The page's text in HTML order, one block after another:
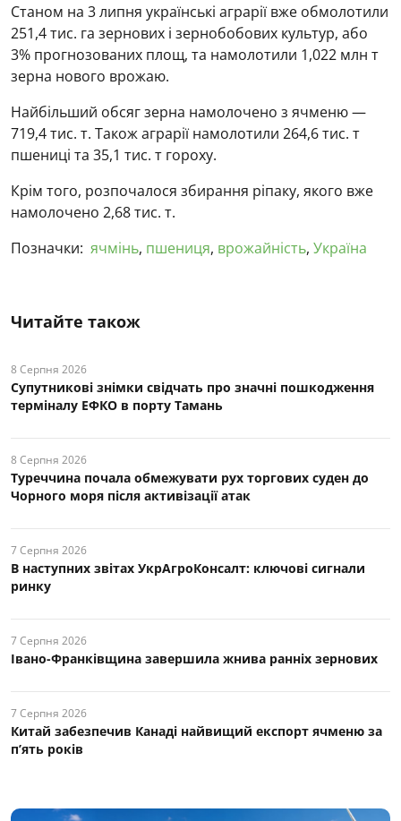
Станом на 3 липня українські аграрії вже обмолотили
251,4 тис. га зернових і зернобобових культур, або
3% прогнозованих площ, та намолотили 1,022 млн т
зерна нового врожаю.
Найбільший обсяг зерна намолочено з ячменю —
719,4 тис. т. Також аграрії намолотили 264,6 тис. т
пшениці та 35,1 тис. т гороху.
Крім того, розпочалося збирання ріпаку, якого вже
намолочено 2,68 тис. т.
Позначки: ячмінь, пшениця, врожайність, Україна
Читайте також
8 Серпня 2026
Супутникові знімки свідчать про значні пошкодження
терміналу ЕФКО в порту Тамань
8 Серпня 2026
Туреччина почала обмежувати рух торгових суден до
Чорного моря після активізації атак
7 Серпня 2026
В наступних звітах УкрАгроКонсалт: ключові cигнали
ринку
7 Серпня 2026
Івано-Франківщина завершила жнива ранніх зернових
7 Серпня 2026
Китай забезпечив Канаді найвищий експорт ячменю за
п’ять років